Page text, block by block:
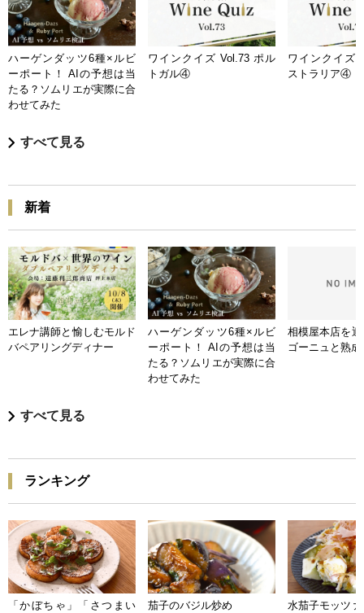
ハーゲンダッツ6種×ルビ
ーポート！ AIの予想は当
たる？ソムリエが実際に合
わせてみた
ワインクイズ Vol.73 ポル
トガル④
ワインクイズ
ストラリア④
すべて見る
新着
エレナ講師と愉しむモルド
バペアリングディナー
ハーゲンダッツ6種×ルビ
ーポート！ AIの予想は当
たる？ソムリエが実際に合
わせてみた
相模屋本店を
ゴーニュと熟
すべて見る
ランキング
「かぼちゃ」「さつまい
茄子のバジル炒め 水茄子モッツァ